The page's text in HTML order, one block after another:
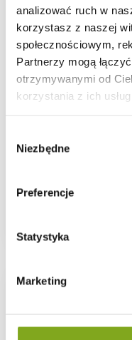
analizować ruch w
korzystasz z naszej
społecznościowym,
Partnerzy mogą
otrzymywanymi od
korzystania z ich usług.
zgody
Niezbędne
Preferencje
Statystyka
Marketing
Sanha